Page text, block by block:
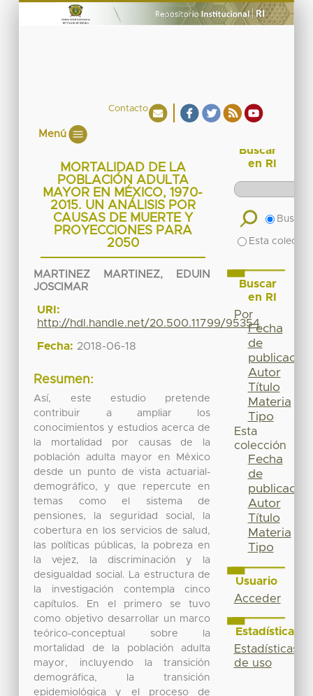
Contacto
Menú
MORTALIDAD DE LA
POBLACIÓN ADULTA
MAYOR EN MÉXICO, 1970-
2015. UN ANÁLISIS POR
CAUSAS DE MUERTE Y
PROYECCIONES PARA
2050
MARTINEZ MARTINEZ, EDUIN
JOSCIMAR
URI:
http://hdl.handle.net/20.500.11799/95354
Fecha: 2018-06-18
Resumen:
Así, este estudio pretende
contribuir a ampliar los
conocimientos y estudios acerca de
la mortalidad por causas de la
población adulta mayor en México
desde un punto de vista actuarial-
demográfico, y que repercute en
temas como el sistema de
pensiones, la seguridad social, la
cobertura en los servicios de salud,
las políticas públicas, la pobreza en
la vejez, la discriminación y la
desigualdad social. La estructura de
la investigación contempla cinco
capítulos. En el primero se tuvo
como objetivo desarrollar un marco
teórico-conceptual sobre la
mortalidad de la población adulta
mayor, incluyendo la transición
demográfica, la transición
epidemiológica y el proceso de
Buscar
en RI
Buscar
Esta
Buscar
en RI
Por
Fecha
de
publicación
Autor
Título
Materia
Tipo
Esta
colección
Fecha
de
publicación
Autor
Título
Materia
Tipo
Usuario
Acceder
Estadísticas
Estadísticas
de uso